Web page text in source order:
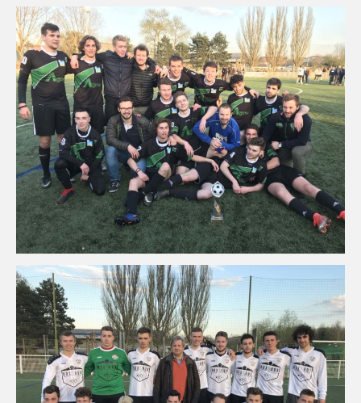
SPORTS IND
FORMATION
COMMUNICATION
CHAMPIONNATS DE FRANCE
PHOTOTHÈQUE
AMIENS
LILLE
VIDÉOTHÈQUE
LOGOTHÈQUE
AFFICHES
PALMARÈS
PARTENAIRES